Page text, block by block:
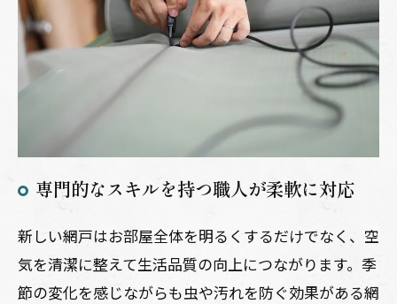
専門的なスキルを持つ職人が柔軟に対応
新しい網戸はお部屋全体を明るくするだけでなく、空
気を清潔に整えて生活品質の向上につながります。季
節の変化を感じながらも虫や汚れを防ぐ効果がある網